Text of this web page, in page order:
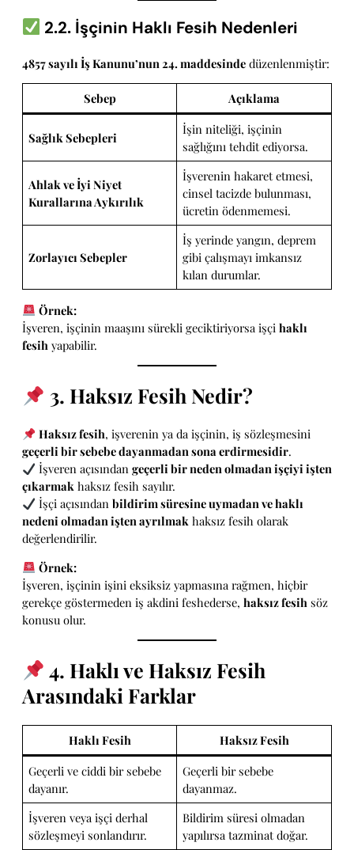
2.2. İşçinin Haklı Fesih Nedenleri
4857 sayılı İş Kanunu’nun 24. maddesinde düzenlenmiştir:
Sebep Açıklama
Sağlık Sebepleri
İşin niteliği, işçinin
sağlığını tehdit ediyorsa.
Ahlak ve İyi Niyet
Kurallarına Aykırılık
İşverenin hakaret etmesi,
cinsel tacizde bulunması,
ücretin ödenmemesi.
Zorlayıcı Sebepler
İş yerinde yangın, deprem
gibi çalışmayı imkansız
kılan durumlar.
Örnek:
İşveren, işçinin maaşını sürekli geciktiriyorsa işçi haklı
fesih yapabilir.
3. Haksız Fesih Nedir?
Haksız fesih, işverenin ya da işçinin, iş sözleşmesini
geçerli bir sebebe dayanmadan sona erdirmesidir.
İşveren açısından geçerli bir neden olmadan işçiyi işten
çıkarmak haksız fesih sayılır.
İşçi açısından bildirim süresine uymadan ve haklı
nedeni olmadan işten ayrılmak haksız fesih olarak
değerlendirilir.
Örnek:
İşveren, işçinin işini eksiksiz yapmasına rağmen, hiçbir
gerekçe göstermeden iş akdini feshederse, haksız fesih söz
konusu olur.
4. Haklı ve Haksız Fesih
Arasındaki Farklar
Haklı Fesih
Haksız Fesih
Geçerli ve ciddi bir sebebe
dayanır.
Geçerli bir sebebe
dayanmaz.
İşveren veya işçi derhal
sözleşmeyi sonlandırır.
Bildirim süresi olmadan
yapılırsa tazminat doğar.